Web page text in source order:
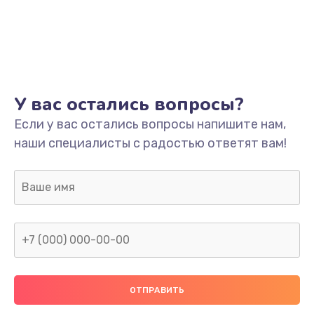
У вас остались вопросы?
Если у вас остались вопросы напишите нам,
наши специалисты с радостью ответят вам!